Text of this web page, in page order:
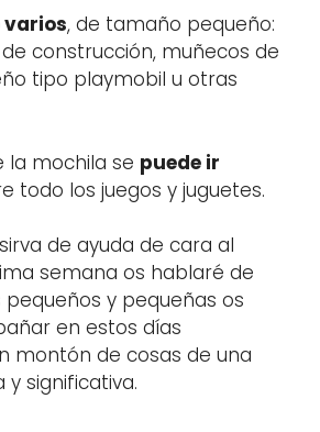
varios, de tamaño pequeño:
construcción, muñecos de
tipo playmobil u otras
la mochila se puede ir
todo los juegos y juguetes.
de ayuda de cara al
semana os hablaré de
y pequeñas os
en estos días
montón de cosas de una
significativa.